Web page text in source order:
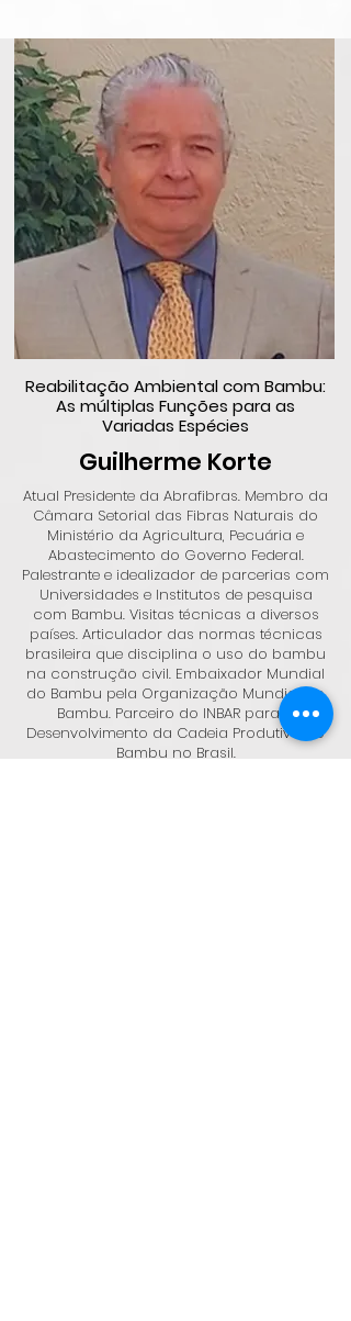
Reabilitação Ambiental com Bambu:
As múltiplas Funções para as
Variadas Espécies
Guilherme Korte
Atual Presidente da Abrafibras. Membro da
Câmara Setorial das Fibras Naturais do
Ministério da Agricultura, Pecuária e
Abastecimento do Governo Federal.
Palestrante e idealizador de parcerias com
Universidades e Institutos de pesquisa
com Bambu. Visitas técnicas a diversos
países. Articulador das normas técnicas
brasileira que disciplina o uso do bambu
na construção civil. Embaixador Mundial
do Bambu pela Organização Mundial do
Bambu. Parceiro do INBAR para o
Desenvolvimento da Cadeia Produtiva do
Bambu no Brasil.